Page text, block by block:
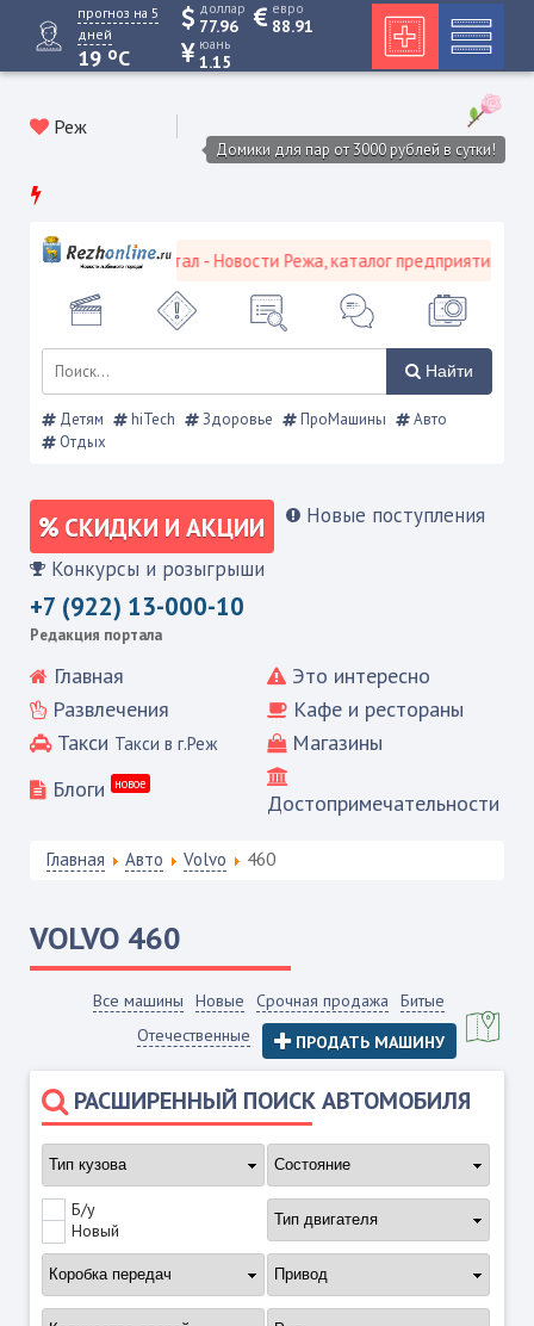
прогноз на 5
дней
19 oC
доллар
77.96
евро
88.91
юань
1.15
Реж
Домики для пар от 3000 рублей в сутки!
городской портал - Новости Режа, каталог предприятий,
Найти
Детям hiTech Здоровье ПроМашины
Авто
Отдых
СКИДКИ И АКЦИИ Новые поступления
Конкурсы и розыгрыши
+7 (922) 13-000-10
Редакция портала
Главная
Это интересно
Развлечения
Кафе и рестораны
Такси Такси в г.Реж
Магазины
Блоги
новое
Достопримечательности
Главная Авто Volvo 460
VOLVO 460
Все машины Новые Срочная продажа
Битые
Отечественные
ПРОДАТЬ МАШИНУ
РАСШИРЕННЫЙ ПОИСК АВТОМОБИЛЯ
Б/у
Новый